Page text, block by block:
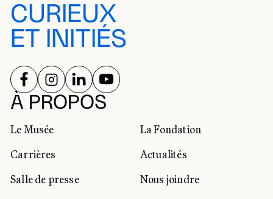
CURIEUX
ET INITIÉS
À PROPOS
Le Musée
La Fondation
Carrières
Actualités
Salle de presse
Nous joindre
RÉSEAUX SOCIAUX
SUIVEZ-NOUS SUR
SUIVEZ-NOUS SUR
SUIVEZ-NOUS SUR
SUIVEZ-NOUS SUR